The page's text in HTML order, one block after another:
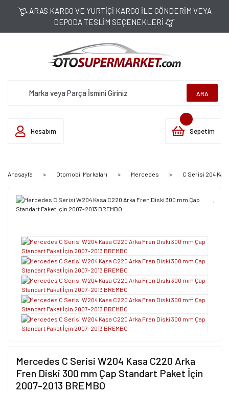
ARAS KARGO VE YURTİÇİ KARGO İLE GÖNDERİM VEYA
DEPODA TESLİM SEÇENEKLERİ
ARA
Hesabım Sepetim
Anasayfa Otomobil Markaları Mercedes C Serisi 204
Mercedes C Serisi W204 Kasa C220 Arka
Fren Diski 300 mm Çap Standart Paket İçin
2007-2013 BREMBO